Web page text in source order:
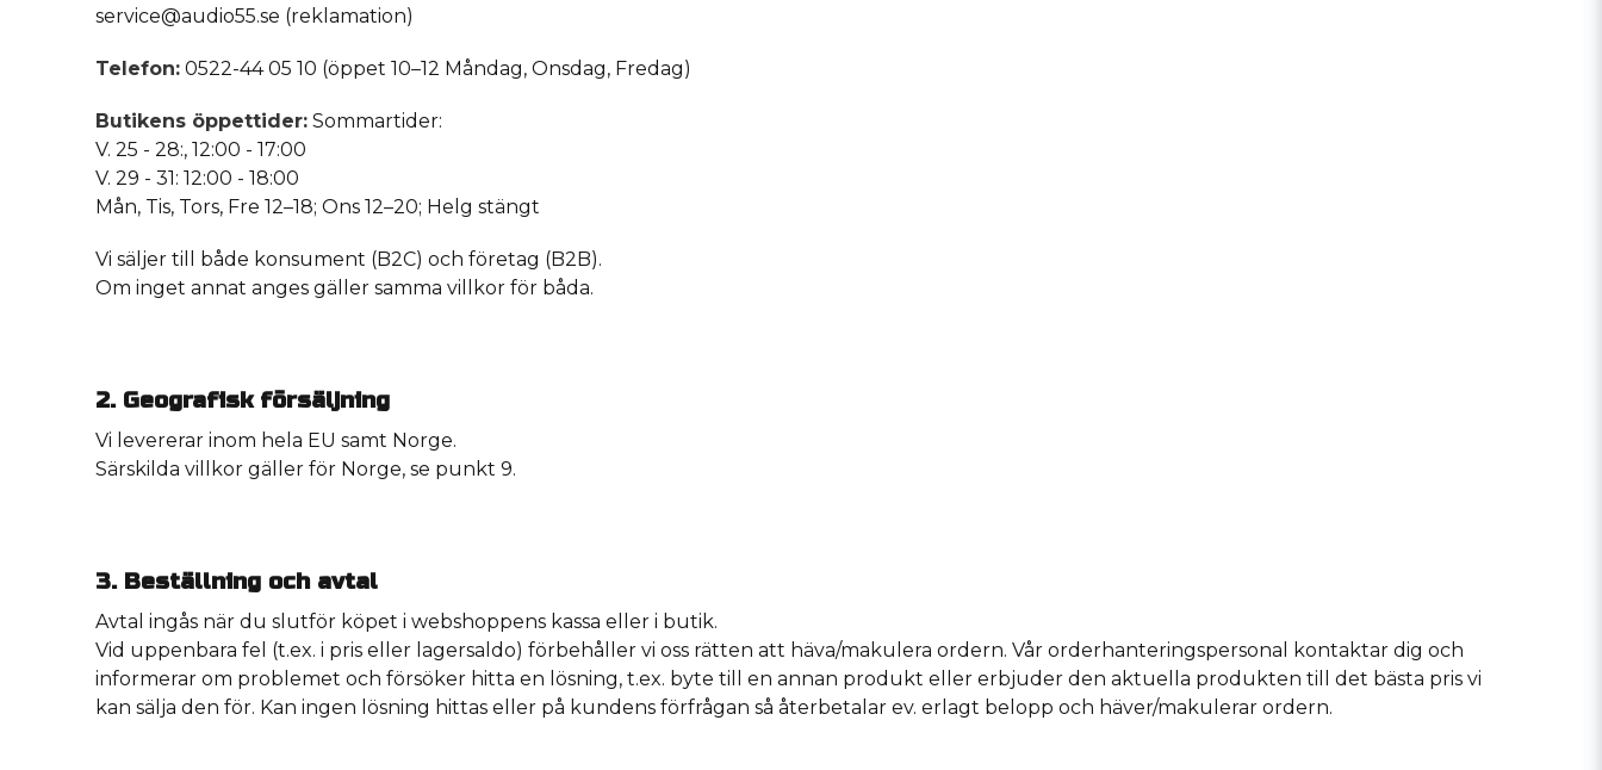
service@audio55.se (reklamation)
Telefon: 0522-44 05 10 (öppet 10–12 Måndag, Onsdag, Fredag)
Butikens öppettider: Sommartider:
V. 25 - 28:, 12:00 - 17:00
V. 29 - 31: 12:00 - 18:00
Mån, Tis, Tors, Fre 12–18; Ons 12–20; Helg stängt
Vi säljer till både konsument (B2C) och företag (B2B).
Om inget annat anges gäller samma villkor för båda.
2. Geografisk försäljning
Vi levererar inom hela EU samt Norge.
Särskilda villkor gäller för Norge, se punkt 9.
3. Beställning och avtal
Avtal ingås när du slutför köpet i webshoppens kassa eller i butik.
Vid uppenbara fel (t.ex. i pris eller lagersaldo) förbehåller vi oss rätten att häva/makulera ordern. Vår orderhanteringspersonal kontaktar dig och
informerar om problemet och försöker hitta en lösning, t.ex. byte till en annan produkt eller erbjuder den aktuella produkten till det bästa pris vi
kan sälja den för. Kan ingen lösning hittas eller på kundens förfrågan så återbetalar ev. erlagt belopp och häver/makulerar ordern.